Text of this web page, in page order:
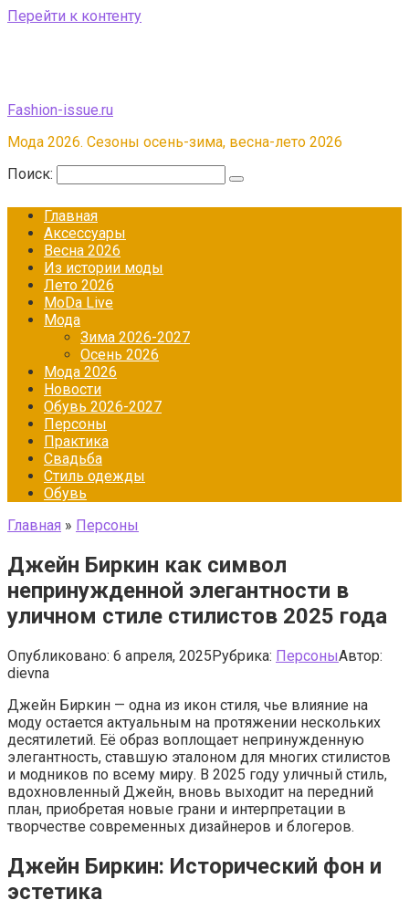
Перейти к контенту
Fashion-issue.ru
Мода 2026. Сезоны осень-зима, весна-лето 2026
Поиск:
Главная
Аксессуары
Весна 2026
Из истории моды
Лето 2026
МоDа Live
Мода
Зима 2026-2027
Осень 2026
Мода 2026
Новости
Обувь 2026-2027
Персоны
Практика
Свадьба
Стиль одежды
Обувь
Главная » Персоны
Джейн Биркин как символ
непринужденной элегантности в
уличном стиле стилистов 2025 года
Опубликовано: 6 апреля, 2025Рубрика: ПерсоныАвтор:
dievna
Джейн Биркин — одна из икон стиля, чье влияние на
моду остается актуальным на протяжении нескольких
десятилетий. Её образ воплощает непринужденную
элегантность, ставшую эталоном для многих стилистов
и модников по всему миру. В 2025 году уличный стиль,
вдохновленный Джейн, вновь выходит на передний
план, приобретая новые грани и интерпретации в
творчестве современных дизайнеров и блогеров.
Джейн Биркин: Исторический фон и
эстетика